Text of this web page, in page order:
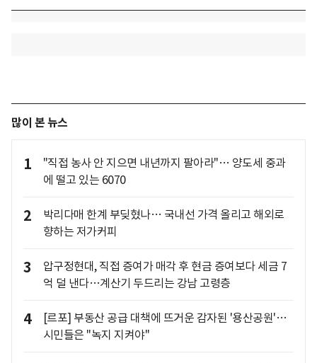
많이 본 뉴스
1
"직접 농사 안 지으면 내년까지 팔아라"… 양도세 중과
에 떨고 있는 6070
2
박리다매 한계 부딪혔나… 국내선 가격 올리고 해외로
향하는 저가커피
3
압구정현대, 직접 증여가 매각 후 현금 증여보다 세금 7
억 덜 낸다…계산기 두드리는 강남 고령층
4
[르포] 부동산 공급 대책에 뜨거운 감자된 '용산공원'…
시민들은 "녹지 지켜야"